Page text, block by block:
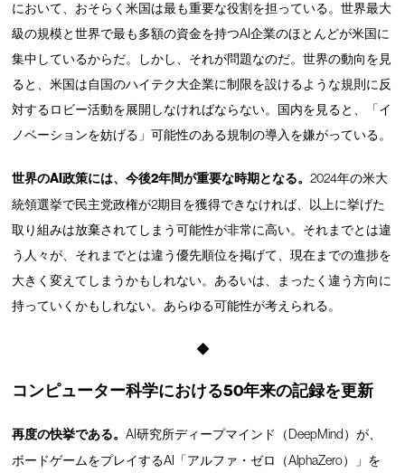
において、おそらく米国は最も重要な役割を担っている。世界最大
級の規模と世界で最も多額の資金を持つAI企業のほとんどが米国に
集中しているからだ。しかし、それが問題なのだ。世界の動向を見
ると、米国は自国のハイテク大企業に制限を設けるような規則に反
対するロビー活動を展開しなければならない。国内を見ると、「イ
ノベーションを妨げる」可能性のある規制の導入を嫌がっている。
世界のAI政策には、今後2年間が重要な時期となる。2024年の米大
統領選挙で民主党政権が2期目を獲得できなければ、以上に挙げた
取り組みは放棄されてしまう可能性が非常に高い。それまでとは違
う人々が、それまでとは違う優先順位を掲げて、現在までの進捗を
大きく変えてしまうかもしれない。あるいは、まったく違う方向に
持っていくかもしれない。あらゆる可能性が考えられる。
◆
コンピューター科学における50年来の記録を更新
再度の快挙である。AI研究所ディープマインド（DeepMind）が、
ボードゲームをプレイするAI「アルファ・ゼロ（AlphaZero）」を